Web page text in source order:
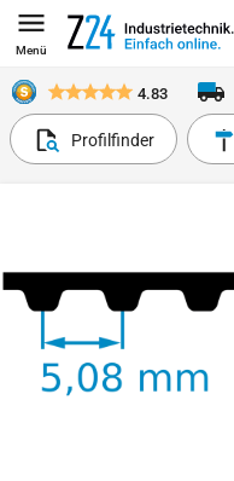
Menü
4.83
Profilfinder